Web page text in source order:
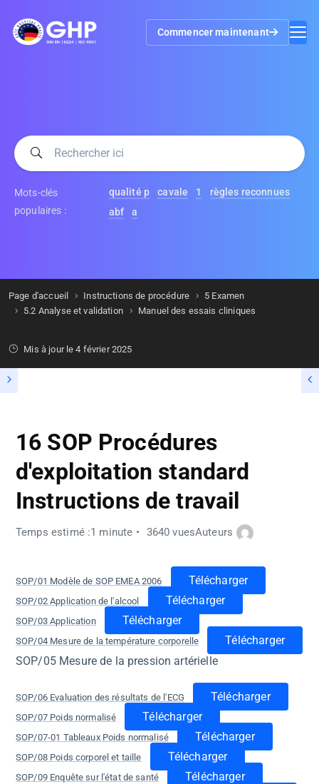
Commencer maintenant
Mots-clés
populaires :
qualité p cavale 1
règles reconnues
abf
a
Page d'accueil Instructions de procédure
5 Examen
5.2 Analyse et validation
Manuel des essais cliniques
Mis à jour le4 février 2025
16 SOP Procédures
d'exploitation standard
Instructions de travail
Temps estimé :1 minute 3640 vuesAuteurs
SOP/01 Modèle de SOP EMEA 2006 Télécharger
SOP/02 Application de l'alcool Télécharger
SOP/03 Application Télécharger
SOP/04 Mesure de la température corporelle
Télécharger
SOP/05 Mesure de la pression artérielle
SOP/06 Evaluation des résultats de l'ECG Télécharger
SOP/07 Poids normalisé Télécharger
SOP/07-01 Tableaux Poids normalisé Télécharger
SOP/08 Poids corporel et taille Télécharger
SOP/09 Enquête sur l'état de santé Télécharger